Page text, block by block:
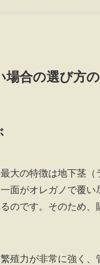
合の選び方
大の特徴は地下茎
面がオレガノで覆
のです。そのため
殖力が非常に強く